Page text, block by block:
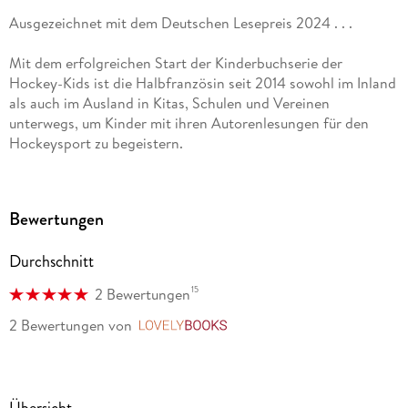
Ausgezeichnet mit dem Deutschen Lesepreis 2024 . . .
Mit dem erfolgreichen Start der Kinderbuchserie der
Hockey-Kids ist die Halbfranzösin seit 2014 sowohl im Inland
als auch im Ausland in Kitas, Schulen und Vereinen
unterwegs, um Kinder mit ihren Autorenlesungen für den
Hockeysport zu begeistern.
Kinder auf der ganzen Welt an den Geschichten der drei
Vom Internationalen Hockey Verband FIH mehrfach höchst
gelobt, nimmt Sabine Hahn regelmäßig an
Großveranstaltungen wie Europa- und Weltmeisterschaften
Bewertungen
Durchschnitt
2 Bewertungen15
2 Bewertungen von